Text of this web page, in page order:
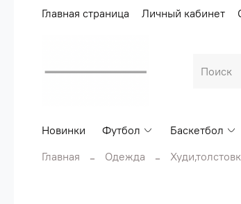
Главная страница Личный кабинет
Новинки Футбол Баскетбол
Главная
Одежда